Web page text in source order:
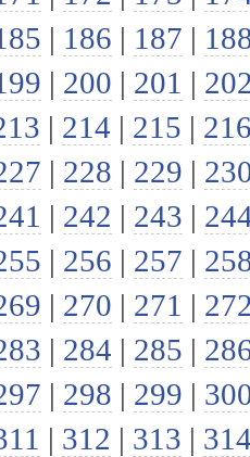
| 186 | 187 |
| 200 | 201 |
| 214 | 215 |
| 228 | 229 |
| 242 | 243 |
| 256 | 257 |
| 270 | 271 |
| 284 | 285 |
| 298 | 299 |
| 312 | 313 |